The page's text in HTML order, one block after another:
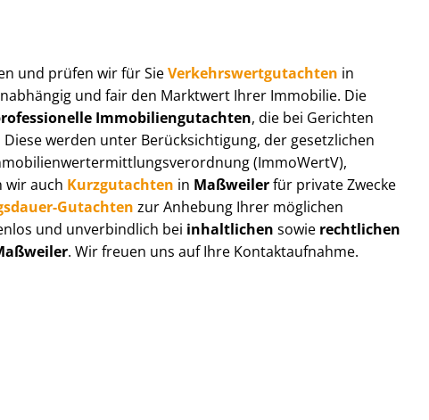
und prüfen wir für SieVer­kehrs­wert­gut­ach­ten in
und fair den Marktwert Ihrer Immobilie. Die
Im­mo­bi­li­en­gut­ach­ten, die bei Gerichten
werden unter Be­rück­sich­ti­gung, der gesetzlichen
(ImmoWertV),
wir auch Kurzgutachten in Maßweilerfür private Zwecke
Gutachten zur Anhebung Ihrer möglichen
und unverbindlich bei inhaltlichen sowie rechtlichen
. Wir freuen uns auf Ihre Kontaktaufnahme.